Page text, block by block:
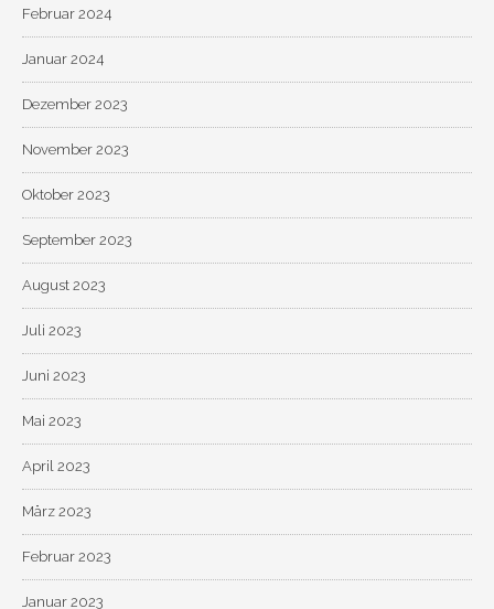
Februar 2024
Januar 2024
Dezember 2023
November 2023
Oktober 2023
September 2023
August 2023
Juli 2023
Juni 2023
Mai 2023
April 2023
März 2023
Februar 2023
Januar 2023